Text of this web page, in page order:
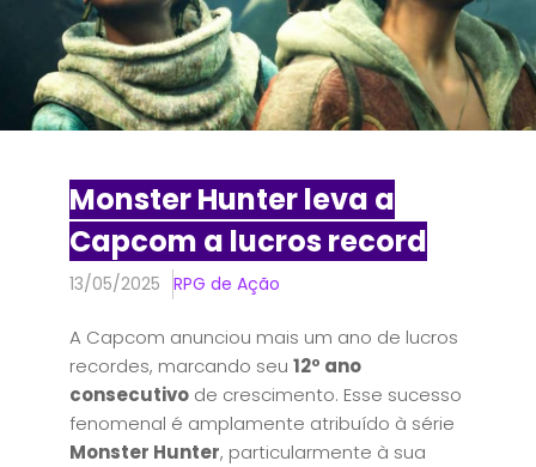
Monster Hunter leva a
Capcom a lucros record
13/05/2025 RPG de Ação
A Capcom anunciou mais um ano de lucros
recordes, marcando seu 12º ano
consecutivo de crescimento. Esse sucesso
fenomenal é amplamente atribuído à série
Monster Hunter, particularmente à sua